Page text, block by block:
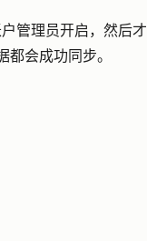
管理员开启，然后才
会成功同步。